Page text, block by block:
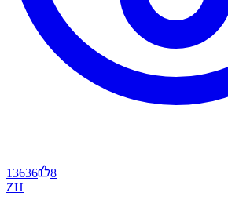
13636
8
ZH